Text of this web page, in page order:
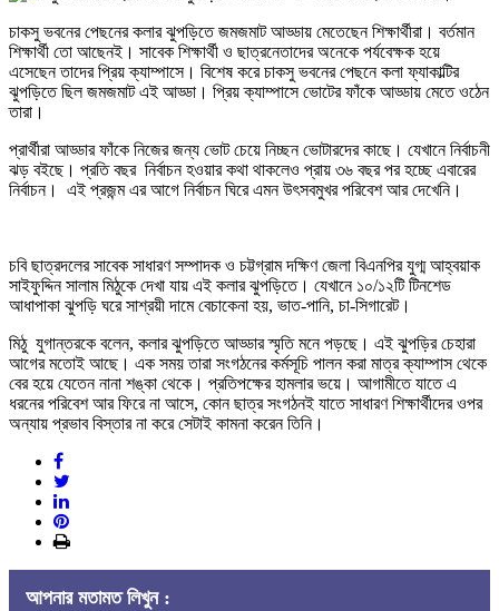
চাকসু ভবনের পেছনের কলার ঝুপড়িতে জমজমাট আড্ডায় মেতেছেন শিক্ষার্থীরা। বর্তমান
শিক্ষার্থী তো আছেনই। সাবেক শিক্ষার্থী ও ছাত্রনেতাদের অনেকে পর্যবেক্ষক হয়ে
এসেছেন তাদের প্রিয় ক্যাম্পাসে। বিশেষ করে চাকসু ভবনের পেছনে কলা ফ্যাকাল্টির
ঝুপড়িতে ছিল জমজমাট এই আড্ডা। প্রিয় ক্যাম্পাসে ভোটের ফাঁকে আড্ডায় মেতে ওঠেন
তারা।
প্রার্থীরা আড্ডার ফাঁকে নিজের জন্য ভোট চেয়ে নিচ্ছন ভোটারদের কাছে। যেখানে নির্বাচনী
ঝড় বইছে। প্রতি বছর নির্বাচন হওয়ার কথা থাকলেও প্রায় ৩৬ বছর পর হচ্ছে এবারের
নির্বাচন। এই প্রজন্ম এর আগে নির্বাচন ঘিরে এমন উৎসবমুখর পরিবেশ আর দেখেনি।
চবি ছাত্রদলের সাবেক সাধারণ সম্পাদক ও চট্টগ্রাম দক্ষিণ জেলা বিএনপির যুগ্ম আহ্বয়াক
সাইফুদ্দিন সালাম মিঠুকে দেখা যায় এই কলার ঝুপড়িতে। যেখানে ১০/১২টি টিনশেড
আধাপাকা ঝুপড়ি ঘরে সাশ্রয়ী দামে বেচাকেনা হয়, ভাত-পানি, চা-সিগারেট।
মিঠু যুগান্তরকে বলেন, কলার ঝুপড়িতে আড্ডার স্মৃতি মনে পড়ছে। এই ঝুপড়ির চেহারা
আগের মতোই আছে। এক সময় তারা সংগঠনের কর্মসূচি পালন করা মাত্র ক্যাম্পাস থেকে
বের হয়ে যেতেন নানা শঙ্কা থেকে। প্রতিপক্ষের হামলার ভয়ে। আগামীতে যাতে এ
ধরনের পরিবেশ আর ফিরে না আসে, কোন ছাত্র সংগঠনই যাতে সাধারণ শিক্ষার্থীদের ওপর
অন্যায় প্রভাব বিস্তার না করে সেটাই কামনা করেন তিনি।
আপনার মতামত লিখুন :